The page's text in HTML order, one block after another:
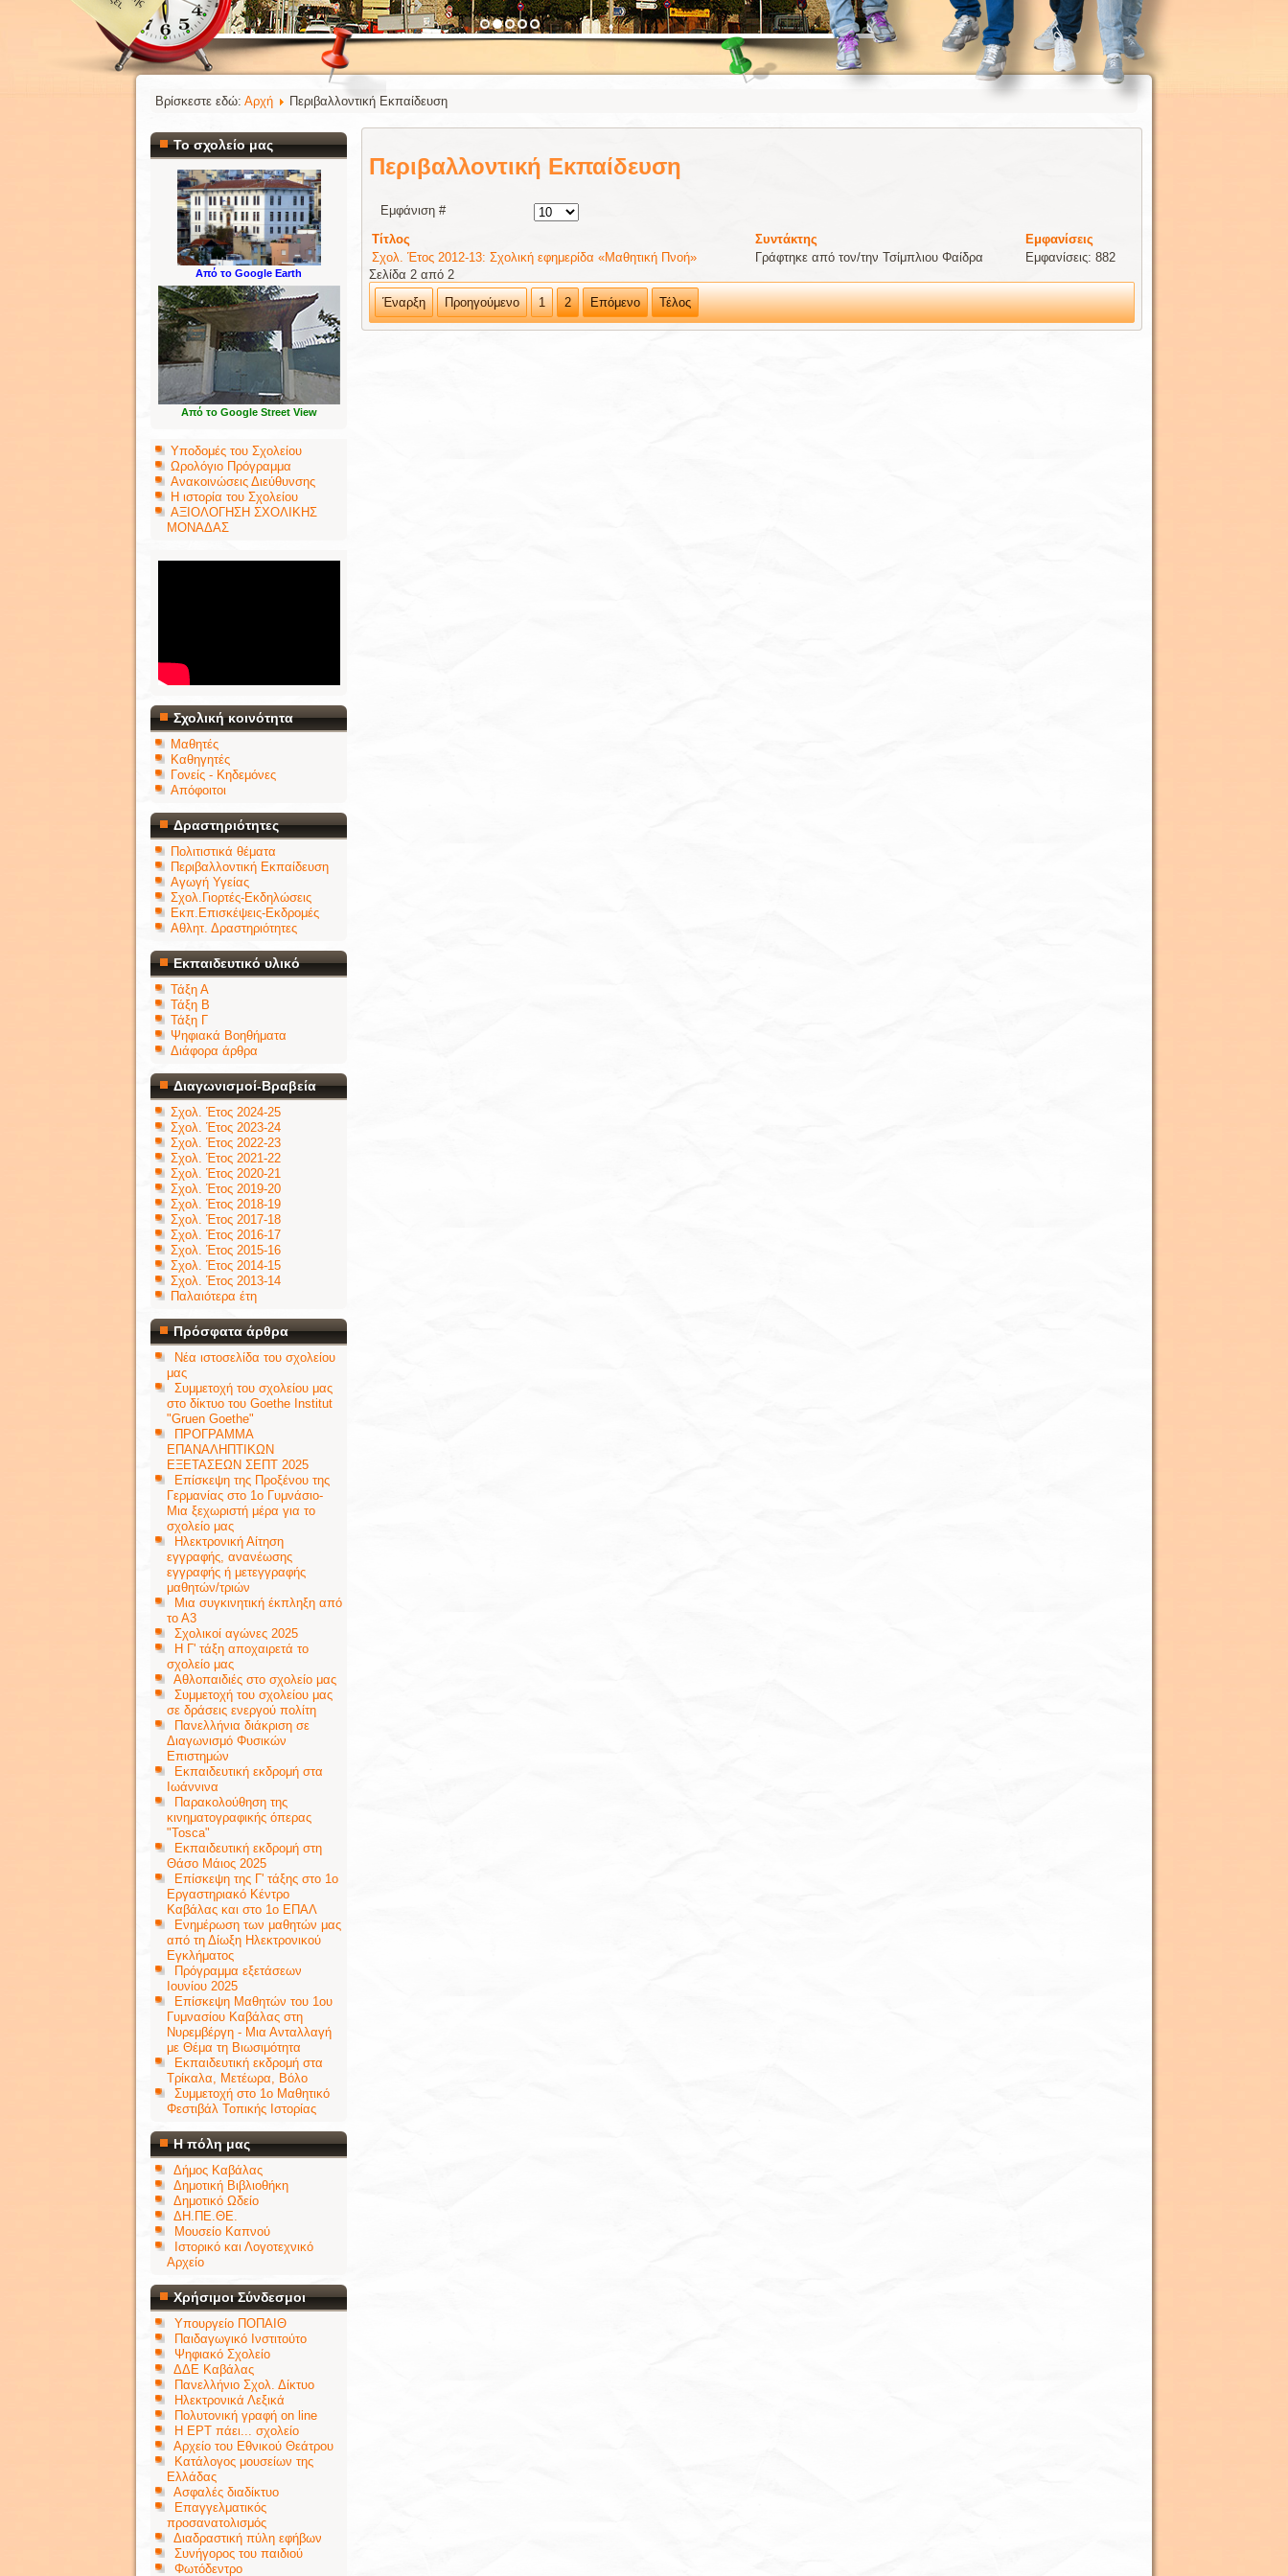
Βρίσκεστε εδώ: Αρχή Περιβαλλοντική Εκπαίδευση
Το σχολείο μας
Από το Google Earth
Από το Google Street View
Υποδομές του Σχολείου
Ωρολόγιο Πρόγραμμα
Ανακοινώσεις Διεύθυνσης
Η ιστορία του Σχολείου
ΑΞΙΟΛΟΓΗΣΗ ΣΧΟΛΙΚΗΣ
ΜΟΝΑΔΑΣ
Σχολική κοινότητα
Μαθητές
Καθηγητές
Γονείς - Κηδεμόνες
Απόφοιτοι
Δραστηριότητες
Πολιτιστικά θέματα
Περιβαλλοντική Εκπαίδευση
Αγωγή Υγείας
Σχολ.Γιορτές-Εκδηλώσεις
Εκπ.Επισκέψεις-Εκδρομές
Αθλητ. Δραστηριότητες
Εκπαιδευτικό υλικό
Τάξη Α
Τάξη Β
Τάξη Γ
Ψηφιακά Βοηθήματα
Διάφορα άρθρα
Διαγωνισμοί-Βραβεία
Σχολ. Έτος 2024-25
Σχολ. Έτος 2023-24
Σχολ. Έτος 2022-23
Σχολ. Έτος 2021-22
Σχολ. Έτος 2020-21
Σχολ. Έτος 2019-20
Σχολ. Έτος 2018-19
Σχολ. Έτος 2017-18
Σχολ. Έτος 2016-17
Σχολ. Έτος 2015-16
Σχολ. Έτος 2014-15
Σχολ. Έτος 2013-14
Παλαιότερα έτη
Πρόσφατα άρθρα
Νέα ιστοσελίδα του σχολείου
μας
Συμμετοχή του σχολείου μας
στο δίκτυο του Goethe Institut
"Gruen Goethe"
ΠΡΟΓΡΑΜΜΑ
ΕΠΑΝΑΛΗΠΤΙΚΩΝ
ΕΞΕΤΑΣΕΩΝ ΣΕΠΤ 2025
Επίσκεψη της Προξένου της
Γερμανίας στο 1ο Γυμνάσιο-
Μια ξεχωριστή μέρα για το
σχολείο μας
Ηλεκτρονική Αίτηση
εγγραφής, ανανέωσης
εγγραφής ή μετεγγραφής
μαθητών/τριών
Μια συγκινητική έκπληξη από
το Α3
Σχολικοί αγώνες 2025
Η Γ' τάξη αποχαιρετά το
σχολείο μας
Αθλοπαιδιές στο σχολείο μας
Συμμετοχή του σχολείου μας
σε δράσεις ενεργού πολίτη
Πανελλήνια διάκριση σε
Διαγωνισμό Φυσικών
Επιστημών
Εκπαιδευτική εκδρομή στα
Ιωάννινα
Παρακολούθηση της
κινηματογραφικής όπερας
"Tosca"
Εκπαιδευτική εκδρομή στη
Θάσο Μάιος 2025
Επίσκεψη της Γ' τάξης στο 1ο
Εργαστηριακό Κέντρο
Καβάλας και στο 1ο ΕΠΑΛ
Ενημέρωση των μαθητών μας
από τη Δίωξη Ηλεκτρονικού
Εγκλήματος
Πρόγραμμα εξετάσεων
Ιουνίου 2025
Επίσκεψη Μαθητών του 1ου
Γυμνασίου Καβάλας στη
Νυρεμβέργη - Μια Ανταλλαγή
με Θέμα τη Βιωσιμότητα
Εκπαιδευτική εκδρομή στα
Τρίκαλα, Μετέωρα, Βόλο
Συμμετοχή στο 1ο Μαθητικό
Φεστιβάλ Τοπικής Ιστορίας
Η πόλη μας
Δήμος Καβάλας
Δημοτική Βιβλιοθήκη
Δημοτικό Ωδείο
ΔΗ.ΠΕ.ΘΕ.
Μουσείο Καπνού
Ιστορικό και Λογοτεχνικό
Αρχείο
Χρήσιμοι Σύνδεσμοι
Υπουργείο ΠΟΠΑΙΘ
Παιδαγωγικό Ινστιτούτο
Ψηφιακό Σχολείο
ΔΔΕ Καβάλας
Πανελλήνιο Σχολ. Δίκτυο
Ηλεκτρονικά Λεξικά
Πολυτονική γραφή on line
Η ΕΡΤ πάει... σχολείο
Αρχείο του Εθνικού Θεάτρου
Κατάλογος μουσείων της
Ελλάδας
Ασφαλές διαδίκτυο
Επαγγελματικός
προσανατολισμός
Διαδραστική πύλη εφήβων
Συνήγορος του παιδιού
Φωτόδεντρο
Περιβαλλοντική Εκπαίδευση
Εμφάνιση #
Τίτλος
Συντάκτης
Εμφανίσεις
Σχολ. Έτος 2012-13: Σχολική εφημερίδα «Μαθητική Πνοή»
Γράφτηκε από τον/την Τσίμπλιου Φαίδρα
Εμφανίσεις: 882
Σελίδα 2 από 2
Έναρξη
Προηγούμενο 1 2 Επόμενο Τέλος